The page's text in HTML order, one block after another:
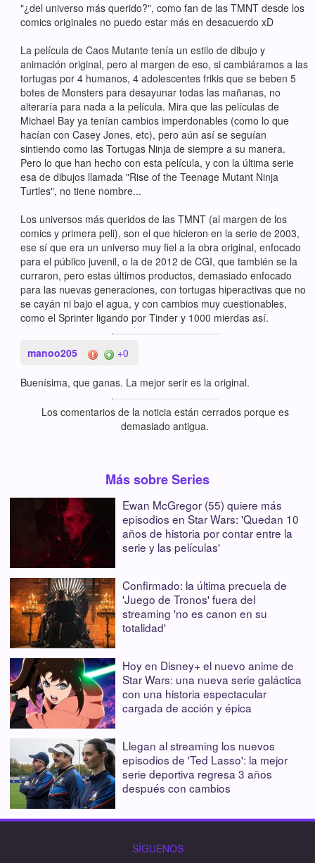
"¿del universo más querido?", como fan de las TMNT desde los
comics originales no puedo estar más en desacuerdo xD
La película de Caos Mutante tenía un estilo de dibujo y
animación original, pero al margen de eso, si cambiáramos a las
tortugas por 4 humanos, 4 adolescentes frikis que se beben 5
botes de Monsters para desayunar todas las mañanas, no
alteraría para nada a la película. Mira que las películas de
Michael Bay ya tenían cambios imperdonables (como lo que
hacían con Casey Jones, etc), pero aún así se seguían
sintiendo como las Tortugas Ninja de siempre a su manera.
Pero lo que han hecho con esta película, y con la última serie
esa de dibujos llamada "Rise of the Teenage Mutant Ninja
Turtles", no tiene nombre...
Los universos más queridos de las TMNT (al margen de los
comics y primera peli), son el que hicieron en la serie de 2003,
ese sí que era un universo muy fiel a la obra original, enfocado
para el público juvenil, o la de 2012 de CGI, que también se la
curraron, pero estas últimos productos, demasiado enfocado
para las nuevas generaciones, con tortugas hiperactivas que no
se cayán ni bajo el agua, y con cambios muy cuestionables,
como el Sprinter ligando por Tinder y 1000 mierdas así.
manoo205 +0
Buenísima, que ganas. La mejor serir es la original.
Los comentarios de la noticia están cerrados porque es
demasiado antigua.
Más sobre Series
Ewan McGregor (55) quiere más
episodios en Star Wars: 'Quedan 10
años de historia por contar entre la
serie y las películas'
Confirmado: la última precuela de
'Juego de Tronos' fuera del
streaming 'no es canon en su
totalidad'
Hoy en Disney+ el nuevo anime de
Star Wars: una nueva serie galáctica
con una historia espectacular
cargada de acción y épica
Llegan al streaming los nuevos
episodios de 'Ted Lasso': la mejor
serie deportiva regresa 3 años
después con cambios
SÍGUENOS